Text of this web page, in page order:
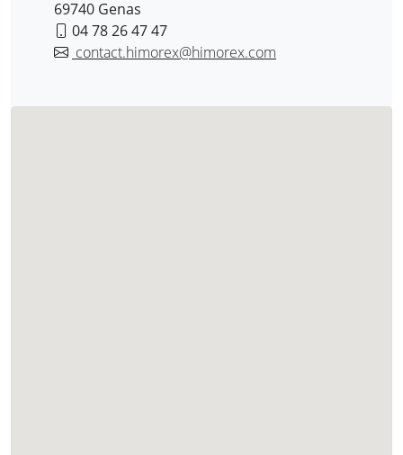
69740 Genas
04 78 26 47 47
contact.himorex@himorex.com